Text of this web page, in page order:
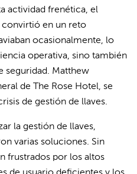
actividad frenética, el
convirtió en un reto
ocasionalmente, lo
operativa, sino también
seguridad. Matthew
de The Rose Hotel, se
de gestión de llaves.
la gestión de llaves,
varias soluciones. Sin
frustrados por los altos